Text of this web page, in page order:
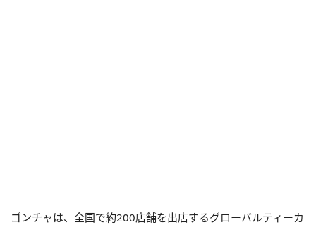
ゴンチャは、全国で約200店舗を出店するグローバルティーカ